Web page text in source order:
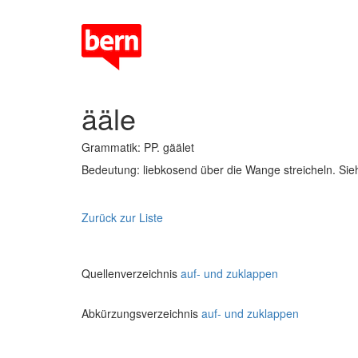
ääle
Grammatik: PP. gäälet
Bedeutung: liebkosend über die Wange streicheln.
Zurück zur Liste
Quellenverzeichnis auf- und zuklappen
Abkürzungsverzeichnis auf- und zuklappen